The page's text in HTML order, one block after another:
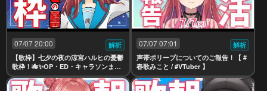
07/07 20:00
解析
【歌枠】七夕の夜の涼宮ハルヒの憂鬱
歌枠！🎋✨OP・ED・キャラソンま
で！【 #春歌みこと #VTuber 】
07/07 07:01
解析
声帯ポリープについてのご報告！【 #
春歌みこと / #VTuber 】